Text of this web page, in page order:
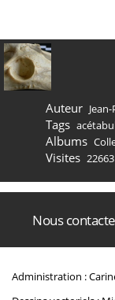
Auteur
Tags
Albums
Visites 22663
Nous
Administration :